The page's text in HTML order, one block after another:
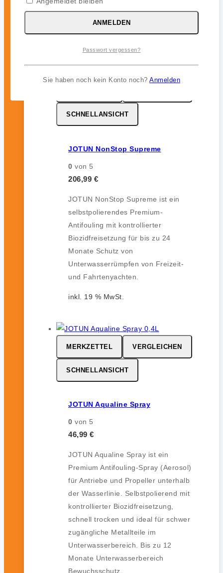
SCHNELLANSICHT
JOTUN NonStop Supreme
0 von 5
206,99 €
JOTUN NonStop Supreme ist ein
selbstpolierendes Premium-
Antifouling mit kontrollierter
Biozidfreisetzung für bis zu 24
Monate Schutz von
Unterwasserrümpfen von Freizeit-
und Fahrtenyachten.
inkl. 19 % MwSt.
MERKZETTEL VERGLEICHEN
SCHNELLANSICHT
JOTUN Aqualine Spray
0 von 5
46,99 €
JOTUN Aqualine Spray ist ein
Premium Antifouling-Spray (Aerosol)
für Antriebe und Propeller unterhalb
der Wasserlinie. Selbstpolierend mit
kontrollierter Biozidfreisetzung,
schnell trocken und ideal für schwer
zugängliche Metallteile im
Unterwasserbereich. Bis zu 12
Monate Unterwasserbereich
Bewuchsschutz.
ANMELDEN
Passwort vergessen?
Sie haben noch kein Konto noch? Anmelden